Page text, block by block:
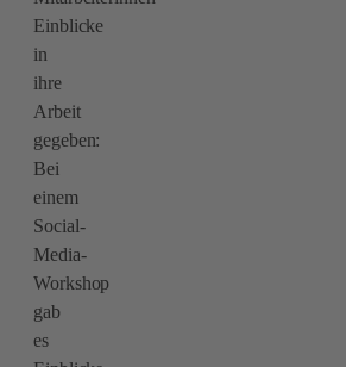
Einblicke
in
ihre
Arbeit
gegeben:
Bei
einem
Social-
Media-
Workshop
gab
es